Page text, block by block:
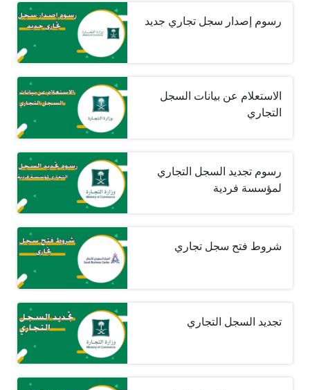
رسوم إصدار سجل تجاري جديد
الاستعلام عن بيانات السجل
التجاري
رسوم تجديد السجل التجاري
لمؤسسة فردية
شروط فتح سجل تجاري
تجديد السجل التجاري